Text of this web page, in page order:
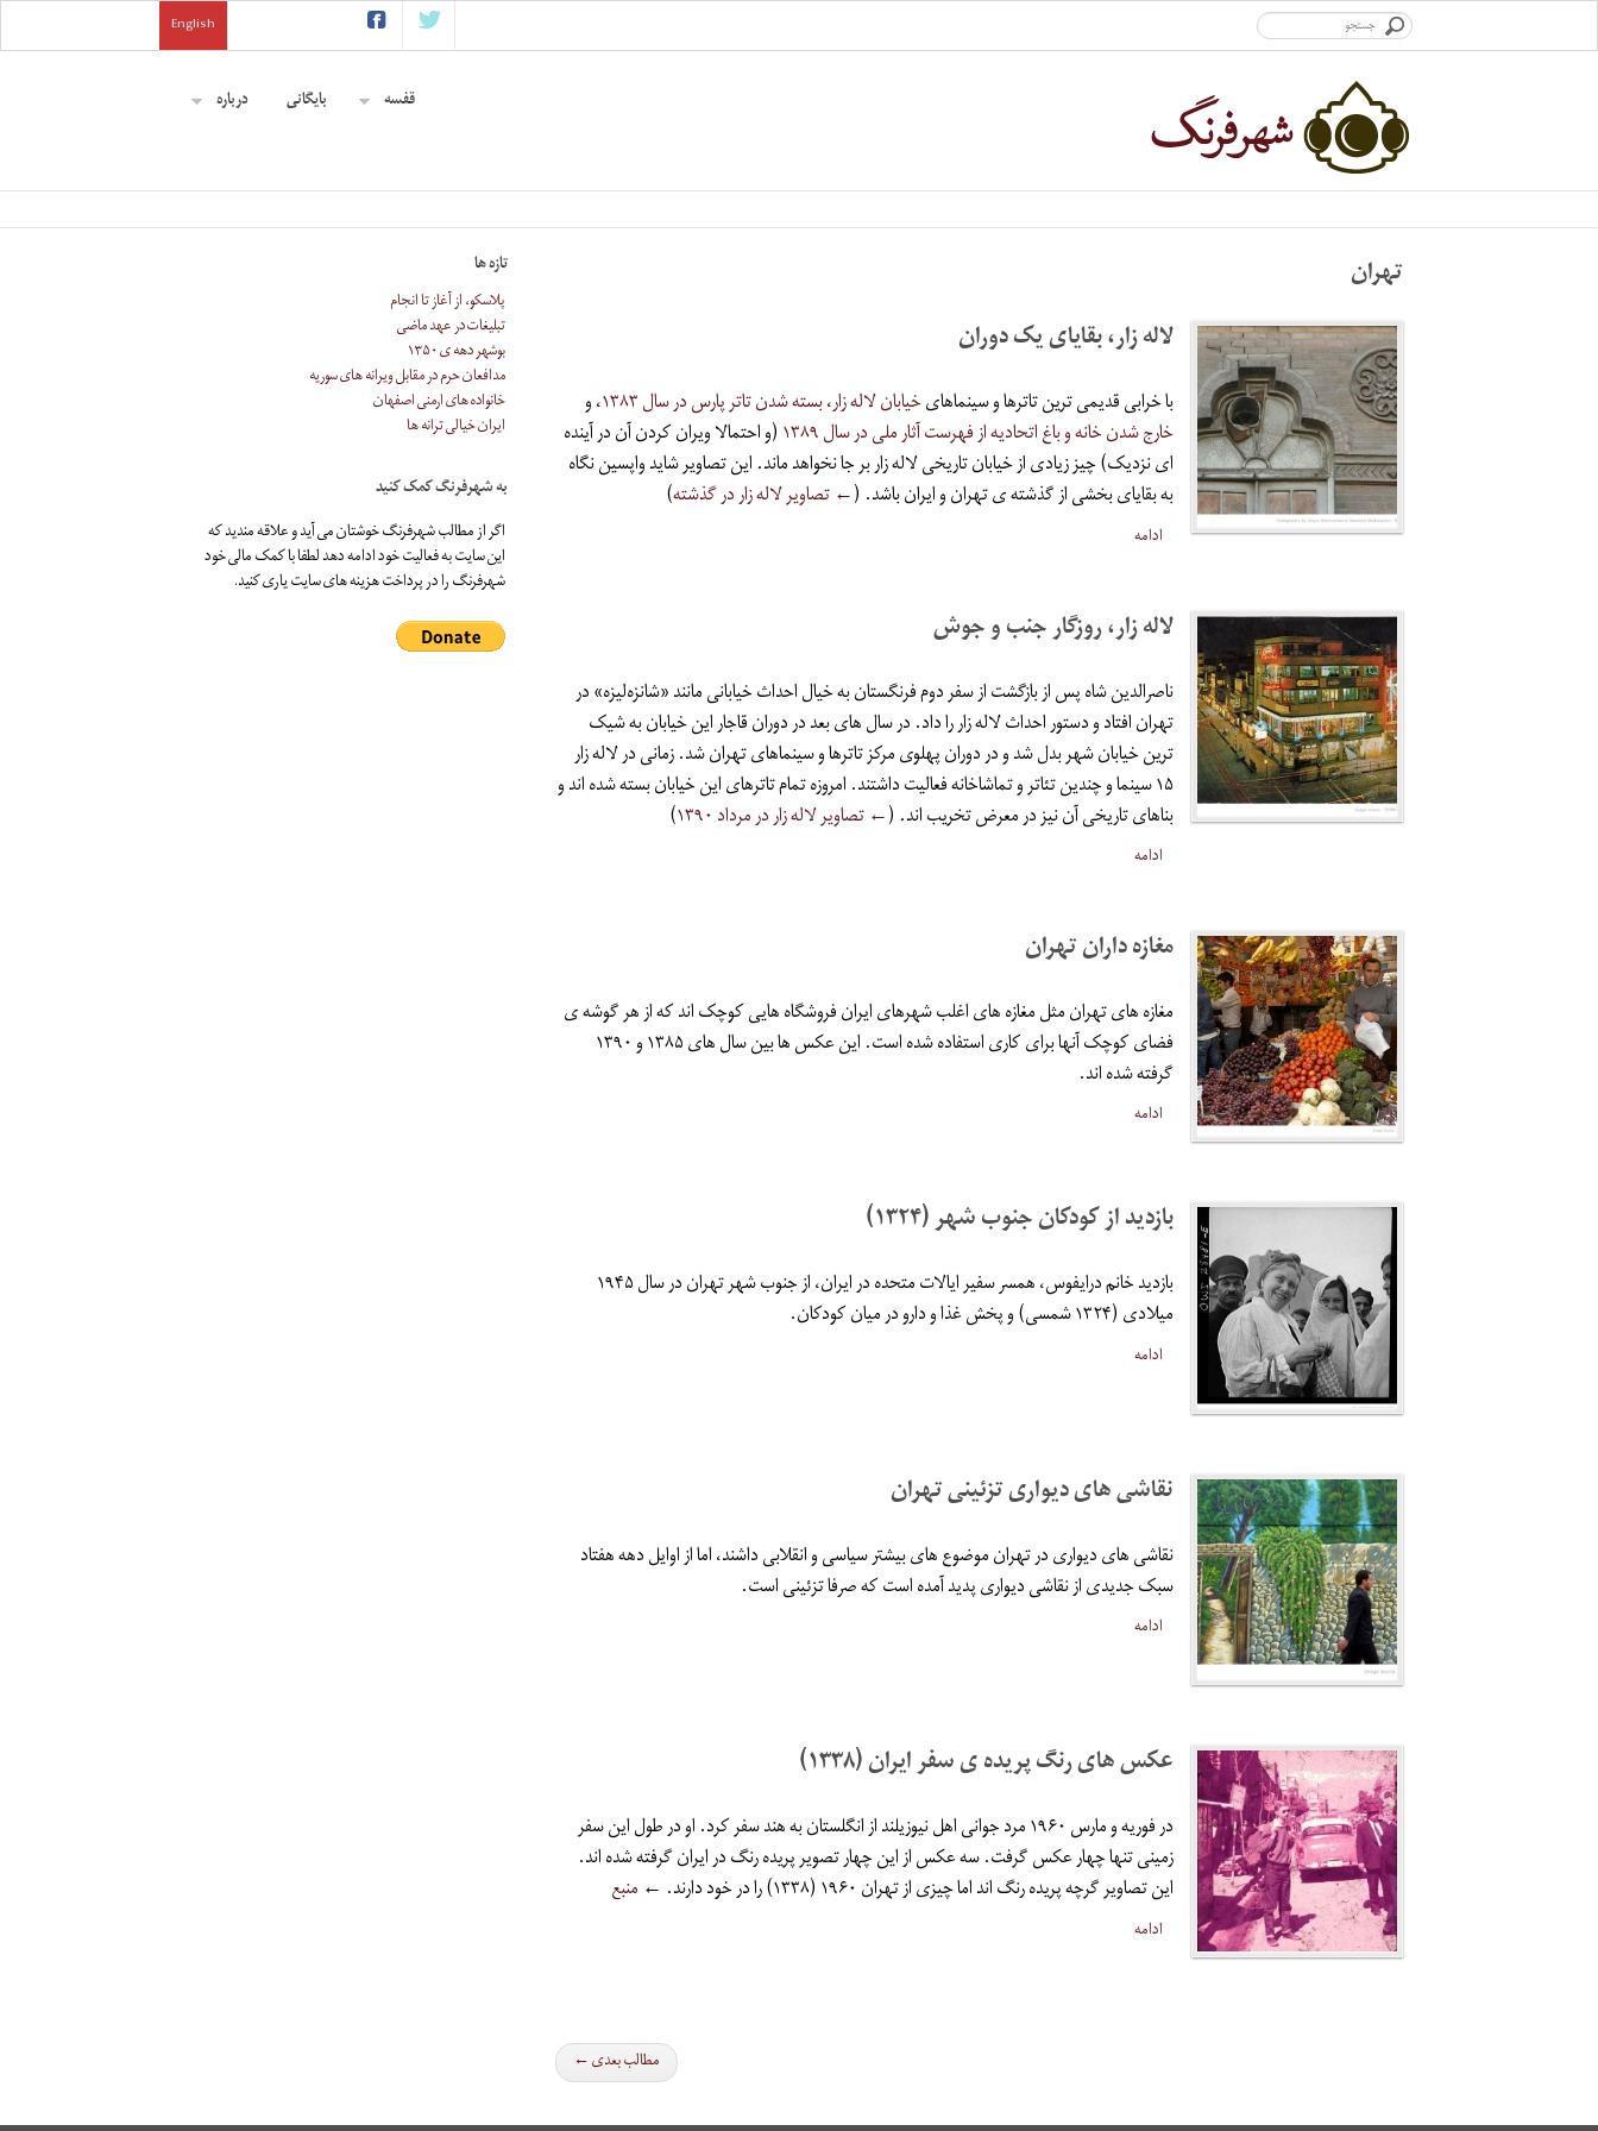
English
قفسه بایگانی درباره
تهران
لاله زار، بقایای یک دوران
با خرابی قدیمی ترین تاترها و سینماهایخیابان لاله زار،بسته شدن تاتر پارس در سال ۱۳۸۳ ، و
خارج شدن خانه و باغ اتحادیه از فهرست آثار ملی در سال ۱۳۸۹ (و احتمالا ویران کردن آن در آینده
ای نزدیک) چیز زیادی از خیابان تاریخی لاله زار بر جا نخواهد ماند. این تصاویر شاید واپسین نگاه
به بقایای بخشی از گذشته ی تهران و ایران باشد. (← تصاویر لاله زار در گذشته)
ادامه
لاله زار، روزگار جنب و جوش
ناصرالدین شاه پس از بازگشت از سفر دوم فرنگستان به خیال احداث خیابانی مانند «شانزه‌لیزه» در
تهران افتاد و دستور احداث لاله زار را داد. در سال های بعد در دوران قاجار این خیابان به شیک
ترین خیابان شهر بدل شد و در دوران پهلوی مرکز تاترها و سینماهای تهران شد. زمانی در لاله زار
۱۵ سینما و چندین تئاتر و تماشاخانه فعالیت داشتند. امروزه تمام تاترهای این خیابان بسته شده اند و
بناهای تاریخی آن نیز در معرض تخریب اند. (← تصاویر لاله زار در مرداد ۱۳۹۰ )
ادامه
مغازه داران تهران
مغازه های تهران مثل مغازه های اغلب شهرهای ایران فروشگاه هایی کوچک اند که از هر گوشه ی
فضای کوچک آنها برای کاری استفاده شده است. این عکس ها بین سال های ۱۳۸۵ و ۱۳۹۰
گرفته شده اند.
ادامه
بازدید از کودکان جنوب شهر (۱۳۲۴)
بازدید خانم درایفوس، همسر سفیر ایالات متحده در ایران، از جنوب شهر تهران در سال ۱۹۴۵
میلادی (۱۳۲۴ شمسی) و پخش غذا و دارو در میان کودکان.
ادامه
نقاشی های دیواری تزئینی تهران
نقاشی های دیواری در تهران موضوع‌ های بیشتر سیاسی و انقلابی داشند، اما از اوایل دهه هفتاد
سبک جدیدی از نقاشی دیواری پدید آمده است که صرفا تزئینی است.
ادامه
عکس های رنگ پریده ی سفر ایران (۱۳۳۸)
در فوریه و مارس ۱۹۶۰ مرد جوانی اهل نیوزیلند از انگلستان به هند سفر کرد. او در طول این سفر
زمینی تنها چهار عکس گرفت. سه عکس از این چهار تصویر پریده رنگ در ایران گرفته شده اند.
این تصاویر گرچه پریده رنگ اند اما چیزی از تهران ۱۹۶۰ (۱۳۳۸) را در خود دارند. ← منبع
ادامه
مطالب بعدی ←
تازه ها
پلاسکو، از آغاز تا انجام
تبلیغات در عهد ماضی
بوشهر دهه ی ۱۳۵۰
مدافعان حرم در مقابل ویرانه های سوریه
خانواده های ارمنی اصفهان
ایران خیالی ترانه ها
به شهرفرنگ کمک کنید
اگر از مطالب شهرفرنگ خوشتان می آید و علاقه مندید که
این سایت به فعالیت خود ادامه دهد لطفا با کمک مالی خود
شهرفرنگ را در پرداخت هزینه های سایت یاری کنید.